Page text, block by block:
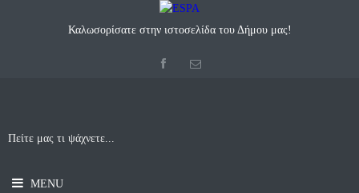
Καλωσορίσατε στην ιστοσελίδα του Δήμου μας!
MENU